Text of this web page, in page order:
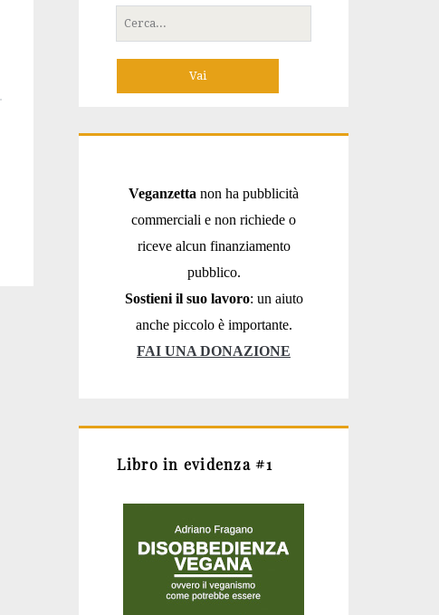
Cerca
per:
Veganzetta non ha pubblicità
commerciali e non richiede o
riceve alcun finanziamento
pubblico.
Sostieni il suo lavoro: un aiuto
anche piccolo è importante.
FAI UNA DONAZIONE
Libro in evidenza #1